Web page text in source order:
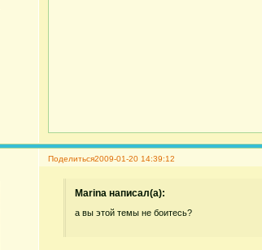
Поделиться2009-01-20 14:39:12
Marina написал(а):
а вы этой темы не боитесь?